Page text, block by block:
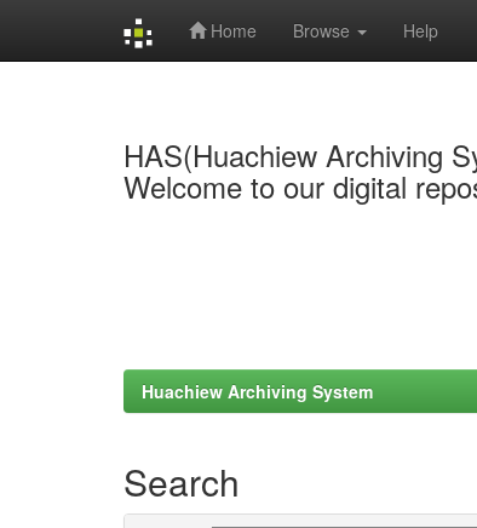
Home Browse Help
HAS(Huachiew Archiving
Welcome to our digital
Huachiew Archiving System
Search